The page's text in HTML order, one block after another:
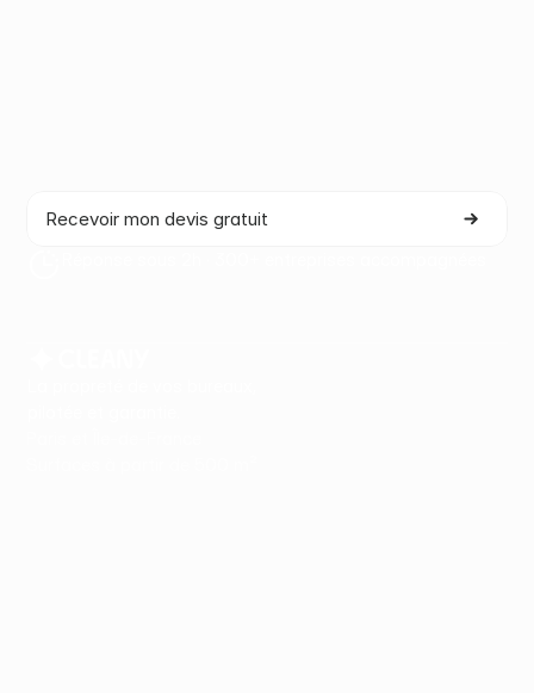
Recevoir mon devis gratuit